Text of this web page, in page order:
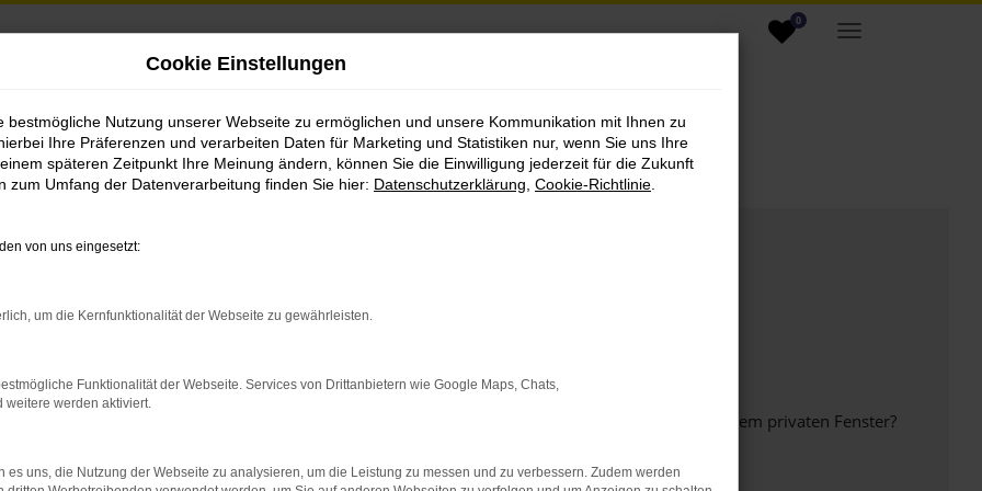
0
bestimmter Seiten verhindern. Funktioniert die Seite in einem anderen Browser oder in einem privaten Fenster?
beheben.
Cookie Einstellungen
bestmögliche Nutzung unserer Webseite zu ermöglichen und unsere Kommunikation mit Ihnen zu
Ihre Präferenzen und verarbeiten Daten für Marketing und Statistiken nur, wenn Sie uns Ihre
späteren Zeitpunkt Ihre Meinung ändern, können Sie die Einwilligung jederzeit für die Zukunft
zum Umfang der Datenverarbeitung finden Sie hier: Datenschutzerklärung Cookie-Richtlinie
von uns eingesetzt:
um die Kernfunktionalität der Webseite zu gewährleisten.
Funktionalität der Webseite. Services von Drittanbietern wie Google Maps, Chats,
weitere werden aktiviert.
es uns, die Nutzung der Webseite zu analysieren, um die Leistung zu messen und zu verbessern. Zudem werden